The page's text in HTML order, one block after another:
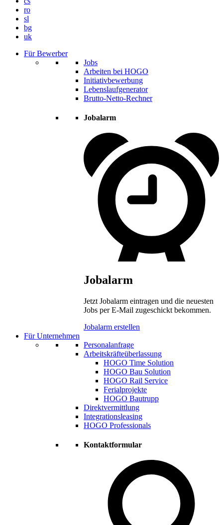
ro
sl
bg
uk
Für Bewerber
Jobs
Arbeiten bei HOGO
Initiativbewerbung
Lebenslaufgenerator
Brutto-Netto-Rechner
Jobalarm
Jobalarm
Jetzt Jobalarm eintragen und die neuesten
Jobs per E-Mail zugeschickt bekommen.
Jobalarm erstellen
Für Unternehmen
Personalanfrage
Arbeitskräfteüberlassung
HOGO Time Solution
HOGO Bau Solution
HOGO Rail Service
Ferialprojekte
HOGO Bautrupp
Direktvermittlung
Integrationsleasing
HOGO Professionals
Kontaktformular